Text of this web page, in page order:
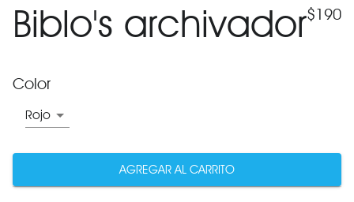
Biblo's archivador$190
Color
Rojo
AGREGAR AL CARRITO